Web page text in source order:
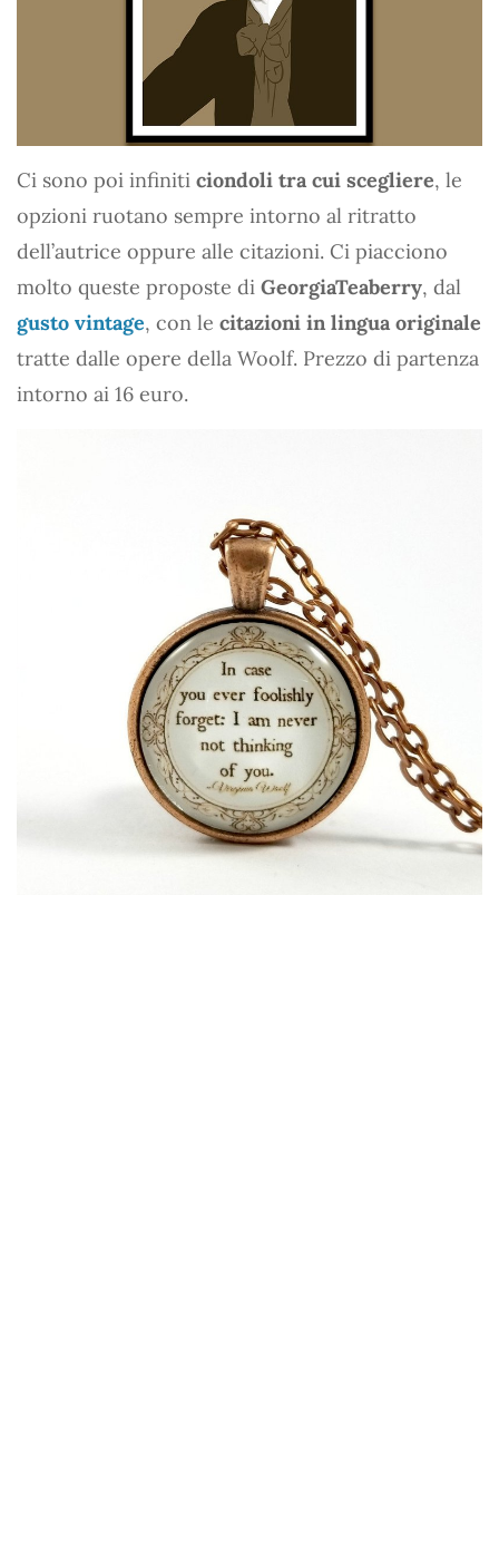
Ci sono poi infiniti ciondoli tra cui scegliere, le
opzioni ruotano sempre intorno al ritratto
dell’autrice oppure alle citazioni. Ci piacciono
molto queste proposte di GeorgiaTeaberry, dal
gusto vintage, con le citazioni in lingua originale
tratte dalle opere della Woolf. Prezzo di partenza
intorno ai 16 euro.